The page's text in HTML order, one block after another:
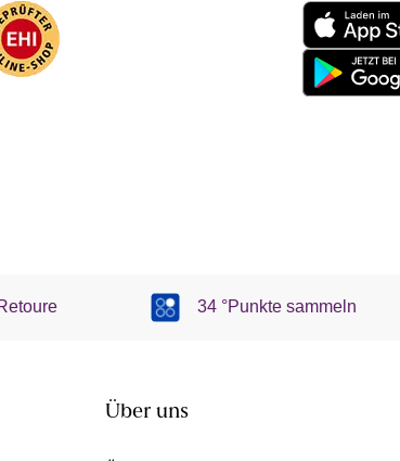
34 °Punkte sammeln
Über uns